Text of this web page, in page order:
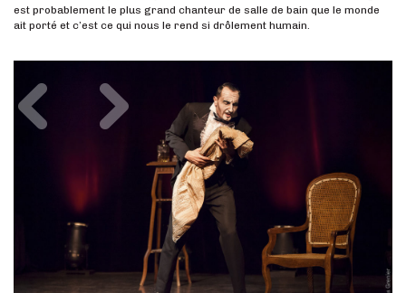
est probablement le plus grand chanteur de salle de bain que le monde
ait porté et c’est ce qui nous le rend si drôlement humain.